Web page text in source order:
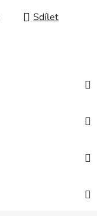
Sdílet